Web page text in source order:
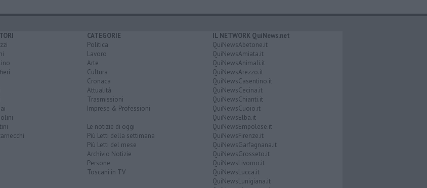
CATEGORIE
Politica
Lavoro
Arte
Cultura
Cronaca
Attualità
Trasmissioni
Imprese & Professioni
Le notizie di oggi
Più Letti della settimana
Più Letti del mese
Archivio Notizie
Persone
Toscani in TV
IL NETWORK QuiNews.net
QuiNewsAbetone.it
QuiNewsAmiata.it
QuiNewsAnimali.it
QuiNewsArezzo.it
QuiNewsCasentino.it
QuiNewsCecina.it
QuiNewsChianti.it
QuiNewsCuoio.it
QuiNewsElba.it
QuiNewsEmpolese.it
QuiNewsFirenze.it
QuiNewsGarfagnana.it
QuiNewsGrosseto.it
QuiNewsLivorno.it
QuiNewsLucca.it
QuiNewsLunigiana.it